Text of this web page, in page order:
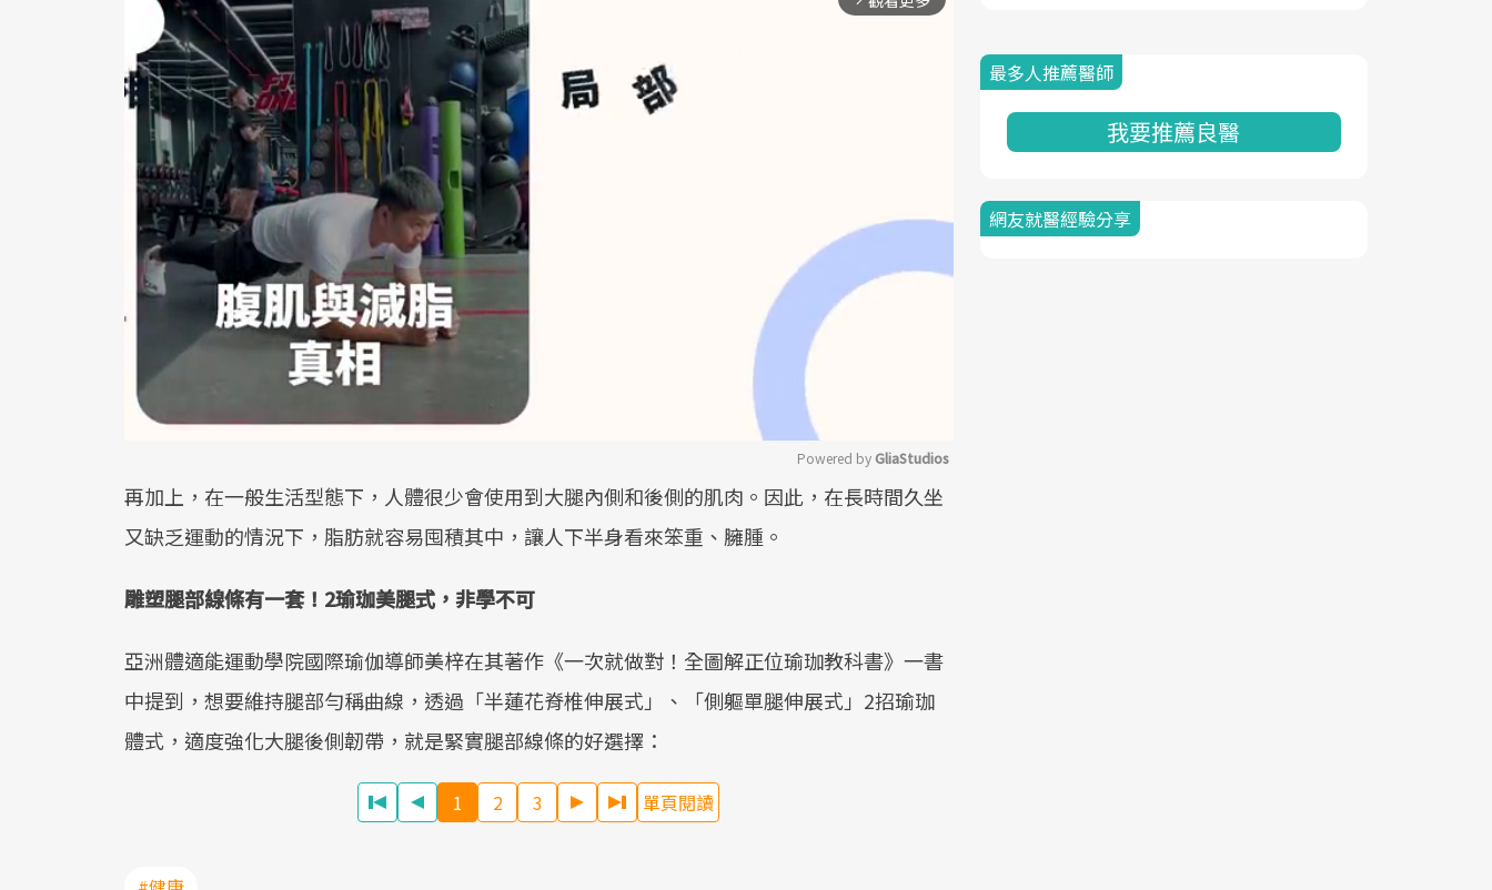
Powered by GliaStudios
再加上，在一般生活型態下，人體很少會使用到大腿內側和後側的肌肉。因此，在長時間久坐
又缺乏運動的情況下，脂肪就容易囤積其中，讓人下半身看來笨重、臃腫。
雕塑腿部線條有一套！2瑜珈美腿式，非學不可
亞洲體適能運動學院國際瑜伽導師美梓在其著作《一次就做對！全圖解正位瑜珈教科書》一書
中提到，想要維持腿部勻稱曲線，透過「半蓮花脊椎伸展式」、「側軀單腿伸展式」2招瑜珈
體式，適度強化大腿後側韌帶，就是緊實腿部線條的好選擇：
1 2 3 單頁閱讀
最多人推薦醫師
我要推薦良醫
網友就醫經驗分享